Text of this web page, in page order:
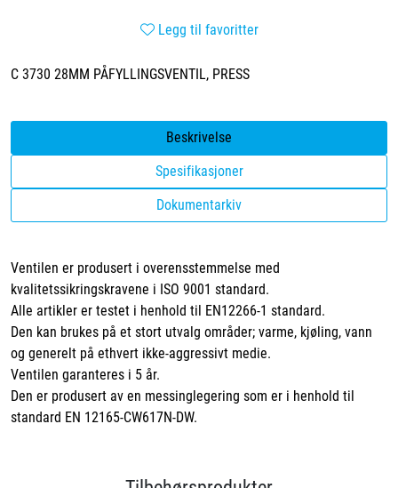
Legg til favoritter
C 3730 28MM PÅFYLLINGSVENTIL, PRESS
Beskrivelse
Spesifikasjoner
Dokumentarkiv
Ventilen er produsert i overensstemmelse med
kvalitetssikringskravene i ISO 9001 standard.
Alle artikler er testet i henhold til EN12266-1 standard.
Den kan brukes på et stort utvalg områder; varme, kjøling, vann
og generelt på ethvert ikke-aggressivt medie.
Ventilen garanteres i 5 år.
Den er produsert av en messinglegering som er i henhold til
standard EN 12165-CW617N-DW.